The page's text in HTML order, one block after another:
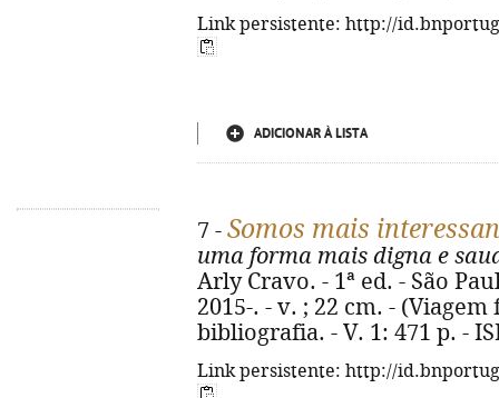
Link persistente: http://
ADICIONAR À LISTA
7 - Somos mais
uma forma mais digna e
Arly Cravo. - 1ª ed. - São
2015-. - v. ; 22 cm. -
bibliografia. - V. 1: 471 p. -
Link persistente: http://